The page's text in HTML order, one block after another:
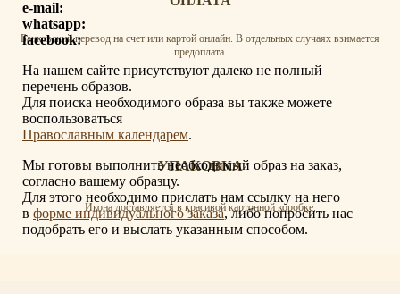
Банковский перевод на счет или картой онлайн. В отдельных случаях взимается
предоплата.
УПАКОВКА
Икона доставляется в красивой картонной коробке.
e-mail:
whatsapp:
facebook:
На нашем сайте присутствуют далеко не полный
перечень образов.
Для поиска необходимого образа вы также можете
воспользоваться
Православным календарем.
Мы готовы выполнить необходимый образ на заказ,
согласно вашему образцу.
Для этого необходимо прислать нам ссылку на него
в форме индивидуального заказа, либо попросить нас
подобрать его и выслать указанным способом.